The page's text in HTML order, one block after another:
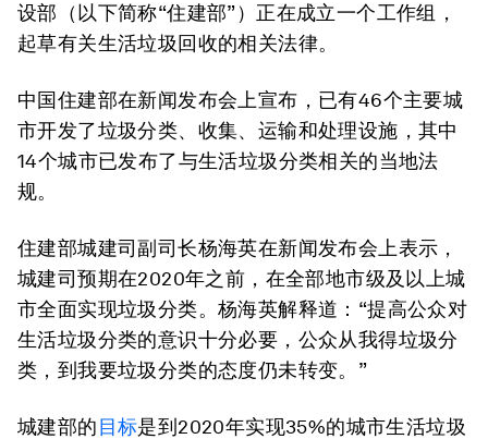
设部（以下简称“住建部”）正在成立一个工作组，
起草有关生活垃圾回收的相关法律。
中国住建部在新闻发布会上宣布，已有46个主要城
市开发了垃圾分类、收集、运输和处理设施，其中
14个城市已发布了与生活垃圾分类相关的当地法
规。
住建部城建司副司长杨海英在新闻发布会上表示，
城建司预期在2020年之前，在全部地市级及以上城
市全面实现垃圾分类。杨海英解释道：“提高公众对
生活垃圾分类的意识十分必要，公众从我得垃圾分
类，到我要垃圾分类的态度仍未转变。”
城建部的目标是到2020年实现35%的城市生活垃圾